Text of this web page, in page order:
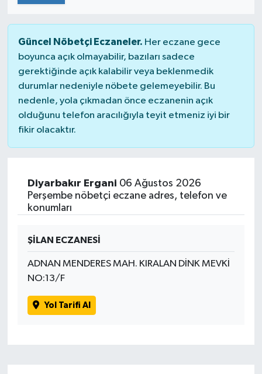
Güncel Nöbetçi Eczaneler. Her eczane gece
boyunca açık olmayabilir, bazıları sadece
gerektiğinde açık kalabilir veya beklenmedik
durumlar nedeniyle nöbete gelemeyebilir. Bu
nedenle, yola çıkmadan önce eczanenin açık
olduğunu telefon aracılığıyla teyit etmeniz iyi bir
fikir olacaktır.
Diyarbakır Ergani 06 Ağustos 2026
Perşembe nöbetçi eczane adres, telefon ve
konumları
ŞİLAN ECZANESİ
ADNAN MENDERES MAH. KIRALAN DİNK MEVKİ
NO:13/F
Yol Tarifi Al